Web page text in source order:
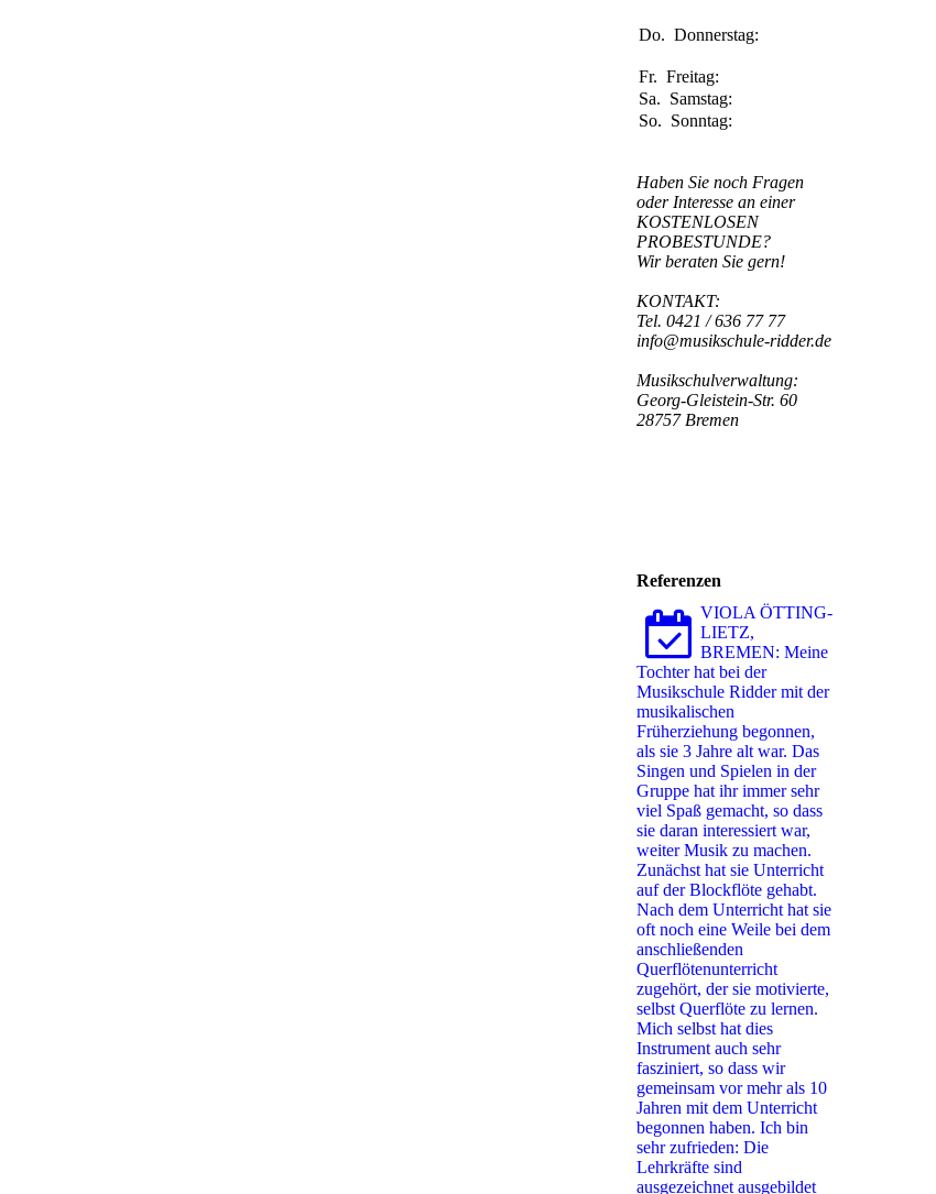
Do. Donnerstag:
Fr. Freitag:
Sa. Samstag:
So. Sonntag:
Haben Sie noch Fragen
oder Interesse an einer
KOSTENLOSEN
PROBESTUNDE?
Wir beraten Sie gern!
KONTAKT:
Tel. 0421 / 636 77 77
info@musikschule-ridder.de
Musikschulverwaltung:
Georg-Gleistein-Str. 60
28757 Bremen
Referenzen
VIOLA ÖTTING-
LIETZ,
BREMEN: Meine
Tochter hat bei der
Musikschule Ridder mit der
musikalischen
Früherziehung begonnen,
als sie 3 Jahre alt war. Das
Singen und Spielen in der
Gruppe hat ihr immer sehr
viel Spaß gemacht, so dass
sie daran interessiert war,
weiter Musik zu machen.
Zunächst hat sie Unterricht
auf der Blockflöte gehabt.
Nach dem Unterricht hat sie
oft noch eine Weile bei dem
anschließenden
Querflötenunterricht
zugehört, der sie motivierte,
selbst Querflöte zu lernen.
Mich selbst hat dies
Instrument auch sehr
fasziniert, so dass wir
gemeinsam vor mehr als 10
Jahren mit dem Unterricht
begonnen haben. Ich bin
sehr zufrieden: Die
Lehrkräfte sind
ausgezeichnet ausgebildet